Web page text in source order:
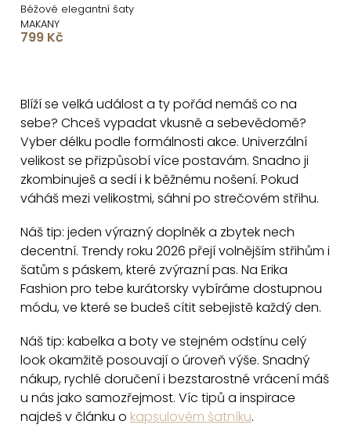
Béžové elegantní šaty
MAKANY
799 Kč
l
á
d
a
c
p
r
v
k
y
v
ý
p
i
s
Blíží se velká událost a ty pořád nemáš co na
sebe? Chceš vypadat vkusně a sebevědomě?
Vyber délku podle formálnosti akce. Univerzální
velikost se přizpůsobí více postavám. Snadno ji
zkombinuješ a sedí i k běžnému nošení. Pokud
váháš mezi velikostmi, sáhni po strečovém střihu.
Náš tip: jeden výrazný doplněk a zbytek nech
decentní. Trendy roku 2026 přejí volnějším střihům i
šatům s páskem, které zvýrazní pas. Na Erika
Fashion pro tebe kurátorsky vybíráme dostupnou
módu, ve které se budeš cítit sebejistě každý den.
Náš tip: kabelka a boty ve stejném odstínu celý
look okamžitě posouvají o úroveň výše. Snadný
nákup, rychlé doručení i bezstarostné vrácení máš
u nás jako samozřejmost. Víc tipů a inspirace
najdeš v článku o kapsulovém šatníku.